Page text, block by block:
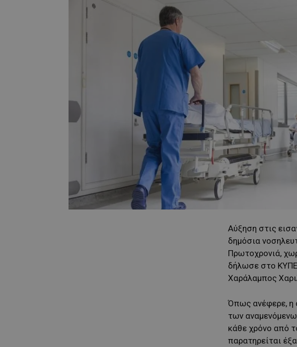
Αύξηση στις
δημόσια
Πρωτοχρονιά,
δήλωσε στο
Χαράλαμπος
Όπως ανέφερε, η
των
κάθε χρόνο από
παρατηρείται